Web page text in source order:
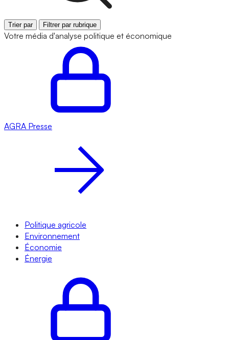
Trier par Filtrer par rubrique
Votre média d'analyse politique et économique
AGRA Presse
Politique agricole
Environnement
Économie
Énergie